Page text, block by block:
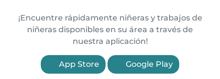
¡Encuentre rápidamente niñeras y trabajos de
niñeras disponibles en su área a través de
nuestra aplicación!
App Store Google Play